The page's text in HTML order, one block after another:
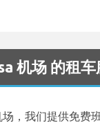
机场 的租车
，我们提供免费